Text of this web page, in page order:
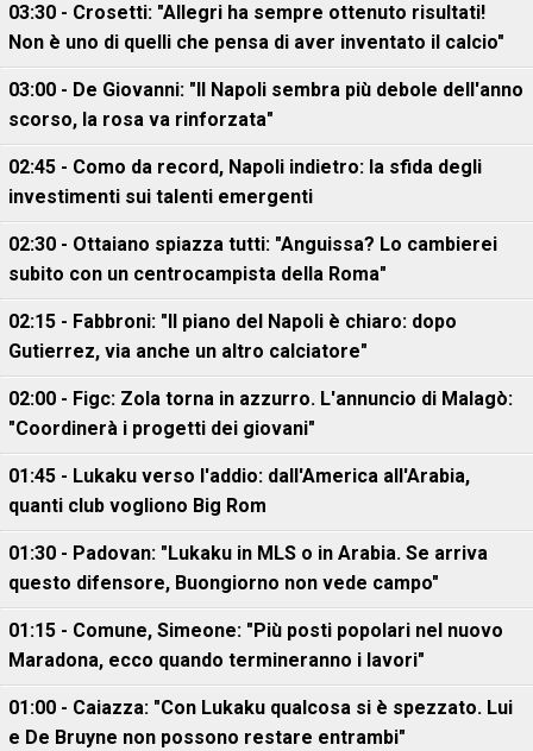
03:30 - Crosetti: "Allegri ha sempre ottenuto risultati!
Non è uno di quelli che pensa di aver inventato il calcio"
03:00 - De Giovanni: "Il Napoli sembra più debole dell'anno
scorso, la rosa va rinforzata"
02:45 - Como da record, Napoli indietro: la sfida degli
investimenti sui talenti emergenti
02:30 - Ottaiano spiazza tutti: "Anguissa? Lo cambierei
subito con un centrocampista della Roma"
02:15 - Fabbroni: "Il piano del Napoli è chiaro: dopo
Gutierrez, via anche un altro calciatore"
02:00 - Figc: Zola torna in azzurro. L'annuncio di Malagò:
"Coordinerà i progetti dei giovani"
01:45 - Lukaku verso l'addio: dall'America all'Arabia,
quanti club vogliono Big Rom
01:30 - Padovan: "Lukaku in MLS o in Arabia. Se arriva
questo difensore, Buongiorno non vede campo"
01:15 - Comune, Simeone: "Più posti popolari nel nuovo
Maradona, ecco quando termineranno i lavori"
01:00 - Caiazza: "Con Lukaku qualcosa si è spezzato. Lui
e De Bruyne non possono restare entrambi"